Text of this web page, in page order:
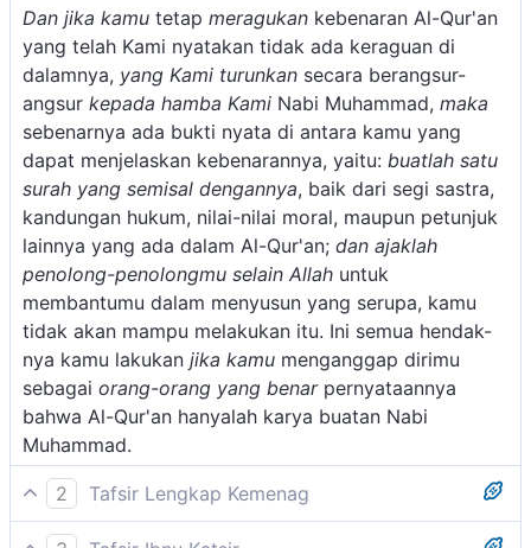
Dan jika kamu tetap meragukan kebenaran Al-Qur'an
yang telah Kami nyatakan tidak ada keraguan di
dalamnya, yang Kami turunkan secara berangsur-
angsur kepada hamba Kami Nabi Muhammad, maka
sebenarnya ada bukti nyata di antara kamu yang
dapat menjelaskan kebenarannya, yaitu: buatlah satu
surah yang semisal dengannya, baik dari segi sastra,
kandungan hukum, nilai-nilai moral, maupun petunjuk
lainnya yang ada dalam Al-Qur'an; dan ajaklah
penolong-penolongmu selain Allah untuk
membantumu dalam menyusun yang serupa, kamu
tidak akan mampu melakukan itu. Ini semua hendak-
nya kamu lakukan jika kamu menganggap dirimu
sebagai orang-orang yang benarpernyataannya
bahwa Al-Qur'an hanyalah karya buatan Nabi
Muhammad.
2
Tafsir Lengkap Kemenag
Dalam ayat ini Allah swt menyatakan: Jika kamu